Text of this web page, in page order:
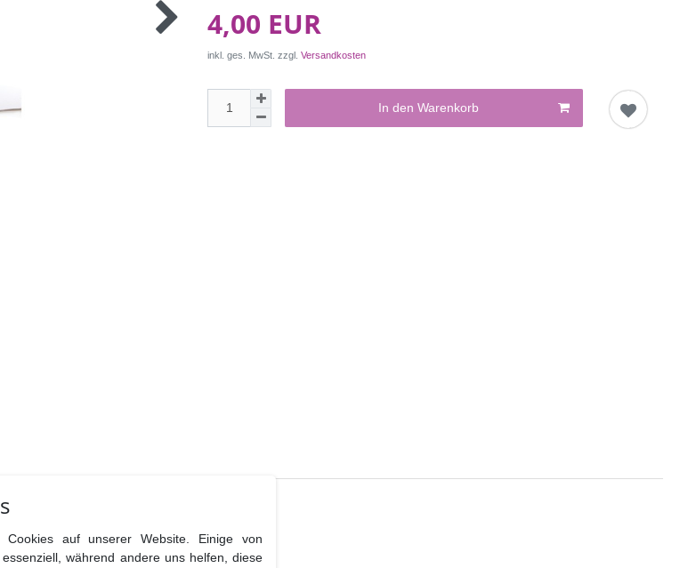
4,00 EUR
inkl. ges. MwSt. zzgl.Versandkosten
In den Warenkorb
Torten.
wieder heraus nehmen kann.
Cookies auf unserer Website. Einige von
während andere uns helfen, diese